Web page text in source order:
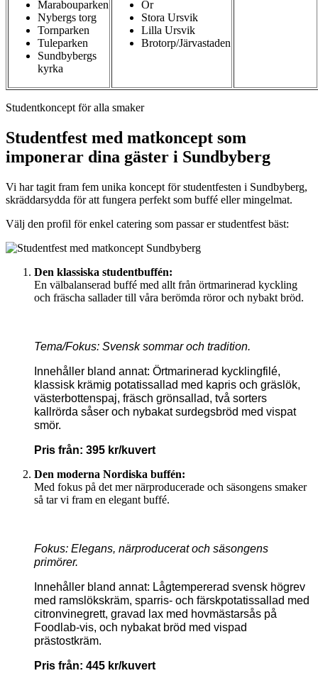
Marabouparken
Nybergs torg
Tornparken
Tuleparken
Sundbybergs
kyrka
Ör
Stora Ursvik
Lilla Ursvik
Brotorp/Järvastaden
Studentkoncept för alla smaker
Studentfest med matkoncept som
imponerar dina gäster i Sundbyberg
Vi har tagit fram fem unika koncept för studentfesten i Sundbyberg,
skräddarsydda för att fungera perfekt som buffé eller mingelmat.
Välj den profil för enkel catering som passar er studentfest bäst:
Den klassiska studentbuffén:
En välbalanserad buffé med allt från örtmarinerad kyckling
och fräscha sallader till våra berömda röror och nybakt bröd.­
Tema/Fokus: Svensk sommar och tradition.
Innehåller bland annat: Örtmarinerad kycklingfilé,
klassisk krämig potatissallad med kapris och gräslök,
västerbottenspaj, fräsch grönsallad, två sorters
kallrörda såser och nybakat surdegsbröd med vispat
smör.
Pris från: 395 kr/kuvert
Den moderna Nordiska buffén:
Med fokus på det mer närproducerade och säsongens smaker
så tar vi fram en elegant buffé.
Fokus: Elegans, närproducerat och säsongens
primörer.
Innehåller bland annat: Lågtempererad svensk högrev
med ramslökskräm, sparris- och färskpotatissallad med
citronvinegrett, gravad lax med hovmästarsås på
Foodlab-vis, och nybakat bröd med vispad
prästostkräm.
Pris från: 445 kr/kuvert